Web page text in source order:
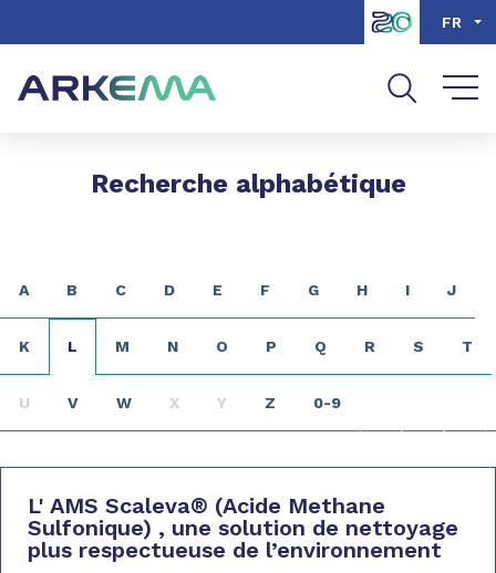
Aller à la recherche
FR
Recherche alphabétique
A B C D E F G H I J
K L M N O P Q R S T
U V W X Y Z 0-9
L' AMS Scaleva® (Acide Methane
Sulfonique) , une solution de nettoyage
plus respectueuse de l’environnement